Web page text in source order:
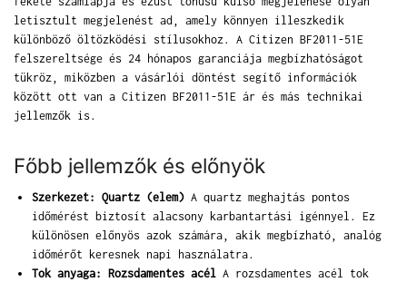
letisztult megjelenést ad, amely könnyen illeszkedik
különböző öltözködési stílusokhoz. A Citizen BF2011-51E
felszereltsége és 24 hónapos garanciája megbízhatóságot
tükröz, miközben a vásárlói döntést segítő információk
között ott van a Citizen BF2011-51E ár és más technikai
jellemzők is.
Főbb jellemzők és előnyök
Szerkezet: Quartz (elem) A quartz meghajtás pontos
időmérést biztosít alacsony karbantartási igénnyel. Ez
különösen előnyös azok számára, akik megbízható, analóg
időmérőt keresnek napi használatra.
Tok anyaga: Rozsdamentes acél A rozsdamentes acél tok